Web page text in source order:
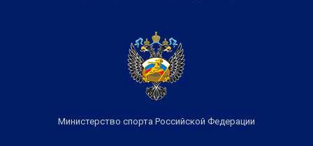
Министерство спорта Российской Федерации